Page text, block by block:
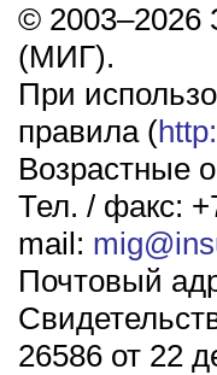
© 2003–2026
(МИГ).
При
правила (
Возрастные
Тел. / факс:
mail:
Почтовый
26586 от 22